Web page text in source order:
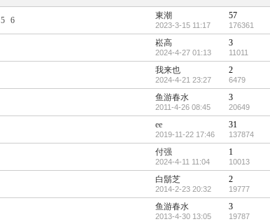
5 6 東潮
2023-3-15 11:17
57
176361
崧高
2024-4-27 01:13
3
11011
我来也
2024-4-21 23:27
2
6479
鱼游春水
2011-4-26 08:45
3
20649
ee
2019-11-22 17:46
31
137874
付强
2024-4-11 11:04
1
10013
白鬍芝
2014-2-23 20:32
2
19777
鱼游春水
2013-4-30 13:05
3
19787